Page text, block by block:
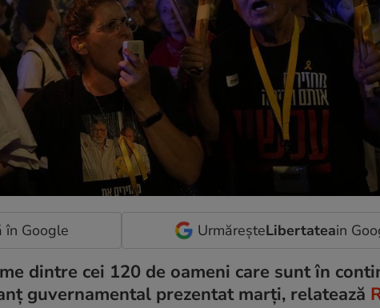
în Google UrmăreșteLibertateain
dintre cei 120 de oameni care sunt în
guvernamental prezentat marți, relatează